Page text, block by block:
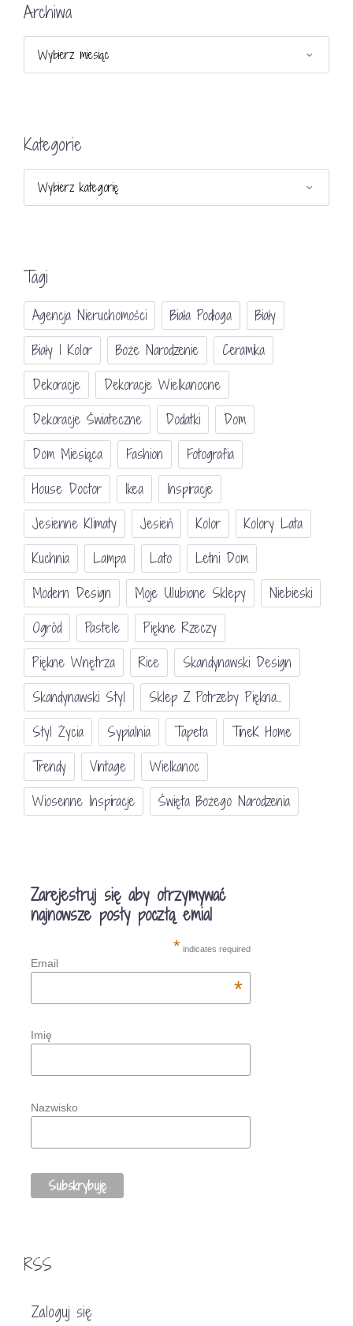
Archiwa
Kategorie
Tagi
Agencja Nieruchomości Biała Podłoga
Biały
Biały I Kolor
Boże Narodzenie
Ceramika
Dekoracje
Dekoracje Wielkanocne
Dekoracje Świateczne
Dodatki
Dom
Dom Miesiąca
Fashion
Fotografia
House Doctor
Ikea
Inspiracje
Jesienne Klimaty
Jesień Kolor
Kolory Lata
Kuchnia
Lampa Lato
Letni Dom
Modern Design
Moje Ulubione Sklepy
Niebieski
Ogród
Pastele
Piękne Rzeczy
Piękne Wnętrza
Rice
Skandynawski Design
Skandynawski Styl
Sklep Z Potrzeby Piękna...
Styl Życia
Sypialnia Tapeta
TineK Home
Trendy
Vintage
Wielkanoc
Wiosenne Inspiracje
Święta Bożego Narodzenia
Zarejestruj się aby otrzymywać
najnowsze posty pocztą emial
* indicates required
Email
*
Imię
Nazwisko
RSS
Zaloguj się